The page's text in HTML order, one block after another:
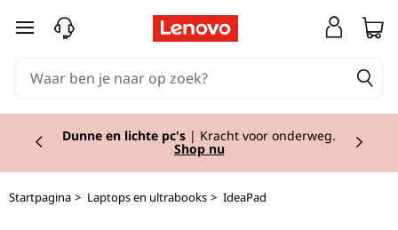
P
a
Ga naar de hoofdinhoud
Dunne en lichte pc's | Kracht voor onderweg.
Shop nu
Startpagina > Laptops en ultrabooks > IdeaPad